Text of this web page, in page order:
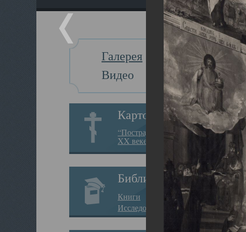
Галерея
Видео
Картотека
“Пострадавшие за веру в
XX веке на Севере”
Библиотека
Книги
Исследования